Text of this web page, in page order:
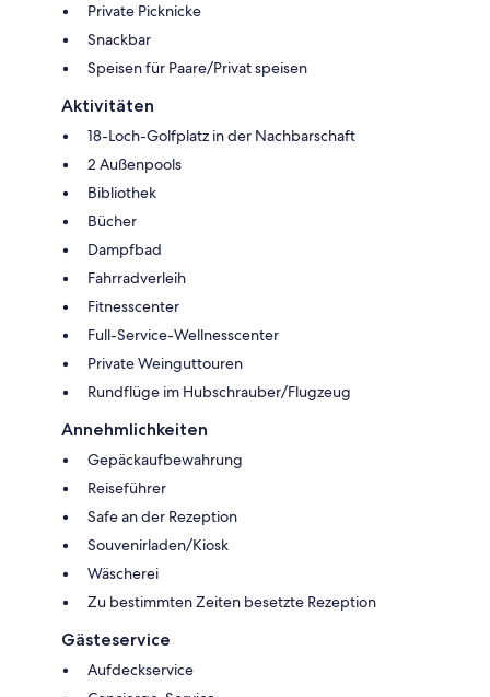
Private Picknicke
Snackbar
Speisen für Paare/Privat speisen
Aktivitäten
18-Loch-Golfplatz in der Nachbarschaft
2 Außenpools
Bibliothek
Bücher
Dampfbad
Fahrradverleih
Fitnesscenter
Full-Service-Wellnesscenter
Private Weinguttouren
Rundflüge im Hubschrauber/Flugzeug
Annehmlichkeiten
Gepäckaufbewahrung
Reiseführer
Safe an der Rezeption
Souvenirladen/Kiosk
Wäscherei
Zu bestimmten Zeiten besetzte Rezeption
Gästeservice
Aufdeckservice